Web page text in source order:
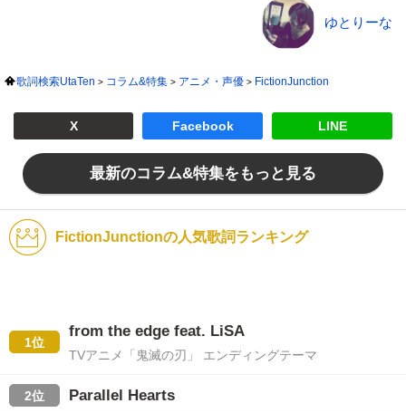
ゆとりーな
歌詞検索UtaTen コラム&特集 アニメ・声優 FictionJunction
X Facebook LINE
最新のコラム&特集をもっと見る
FictionJunctionの人気歌詞ランキング
1位
from the edge feat. LiSA
TVアニメ「鬼滅の刃」 エンディングテーマ
2位 Parallel Hearts